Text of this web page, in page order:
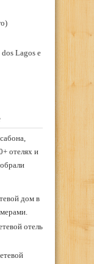
Lagos e
отелях и
дом в
отель